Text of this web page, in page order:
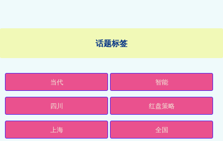
话题标签
当代 智能
四川 红盘策略
上海 全国